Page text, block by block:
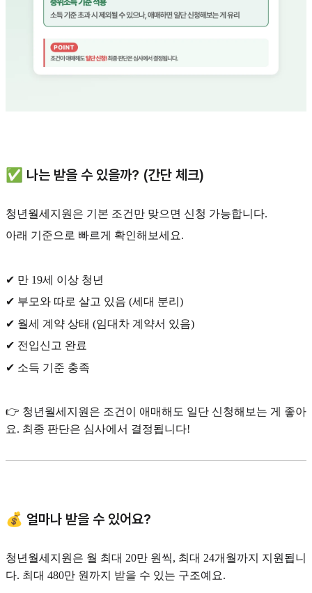
✅ 나는 받을 수 있을까? (간단 체크)
청년월세지원은 기본 조건만 맞으면 신청 가능합니다.
아래 기준으로 빠르게 확인해보세요.
✔ 만 19세 이상 청년
✔ 부모와 따로 살고 있음 (세대 분리)
✔ 월세 계약 상태 (임대차 계약서 있음)
✔ 전입신고 완료
✔ 소득 기준 충족
👉 청년월세지원은 조건이 애매해도 일단 신청해보는 게 좋아
요. 최종 판단은 심사에서 결정됩니다!
💰 얼마나 받을 수 있어요?
청년월세지원은 월 최대 20만 원씩, 최대 24개월까지 지원됩니
다. 최대 480만 원까지 받을 수 있는 구조예요.